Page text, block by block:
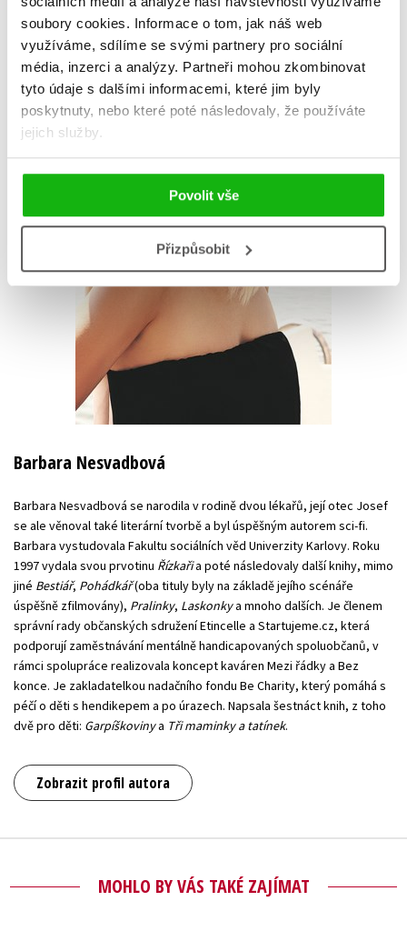
soubory cookies. Informace o tom, jak náš web
využíváme, sdílíme se svými partnery pro sociální
média, inzerci a analýzy. Partneři mohou zkombinovat
tyto údaje s dalšími informacemi, které jim byly
poskytnuty, nebo které poté následovaly, že používáte
jejich služby.
Povolit vše
Přizpůsobit
Barbara Nesvadbová
Barbara Nesvadbová se narodila v rodině dvou lékařů, její otec Josef
se ale věnoval také literární tvorbě a byl úspěšným autorem sci-fi.
Barbara vystudovala Fakultu sociálních věd Univerzity Karlovy. Roku
1997 vydala svou prvotinu Řízkařia poté následovaly další knihy, mimo
jiné Bestiář, Pohádkář(oba tituly byly na základě jejího scénáře
úspěšně zfilmovány), Pralinky, Laskonkya mnoho dalších. Je členem
správní rady občanských sdružení Etincelle a Startujeme.cz, která
podporují zaměstnávání mentálně handicapovaných spoluobčanů, v
rámci spolupráce realizovala koncept kaváren Mezi řádky a Bez
konce. Je zakladatelkou nadačního fondu Be Charity, který pomáhá s
péčí o děti s hendikepem a po úrazech. Napsala šestnáct knih, z toho
dvě pro děti: Garpíškovinya Tři maminky a tatínek.
Zobrazit profil autora
MOHLO BY VÁS TAKÉ ZAJÍMAT